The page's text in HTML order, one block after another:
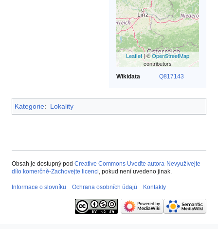
Leaflet | ©OpenStreetMap
contributors
Wikidata Q817143
Kategorie: Lokality
Obsah je dostupný pod Creative Commons Uveďte autora-Nevyužívejte
dílo komerčně-Zachovejte licenci, pokud není uvedeno jinak.
Informace o slovníku Ochrana osobních údajů Kontakty